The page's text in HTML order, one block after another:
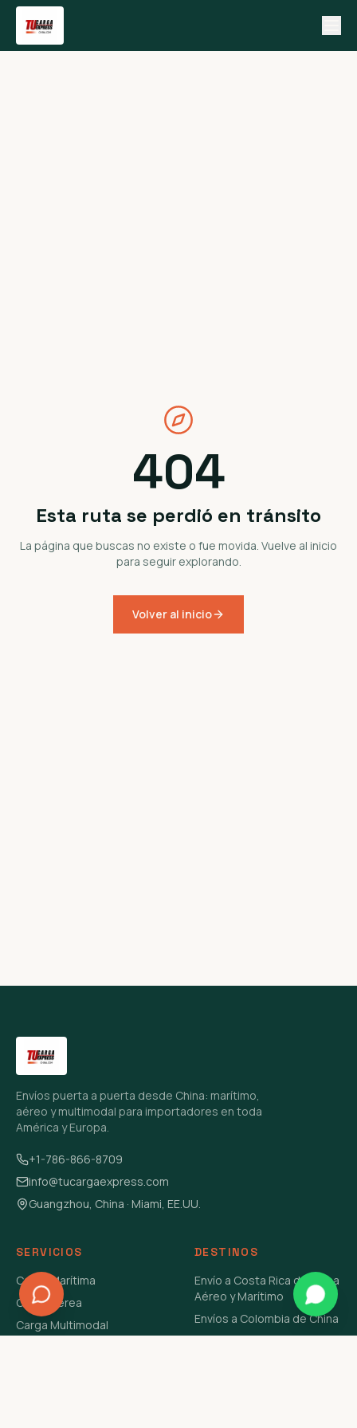
404
Esta ruta se perdió en tránsito
La página que buscas no existe o fue movida. Vuelve al inicio
para seguir explorando.
Volver al inicio
Envíos puerta a puerta desde China: marítimo,
aéreo y multimodal para importadores en toda
América y Europa.
+1-786-866-8709
info@tucargaexpress.com
Guangzhou, China · Miami, EE.UU.
SERVICIOS
Carga Marítima
Carga Aérea
Carga Multimodal
DESTINOS
Envío a Costa Rica de China
Aéreo y Marítimo
Envíos a Colombia de China